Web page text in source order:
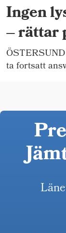
Ingen
– rättar
ta fortsatt